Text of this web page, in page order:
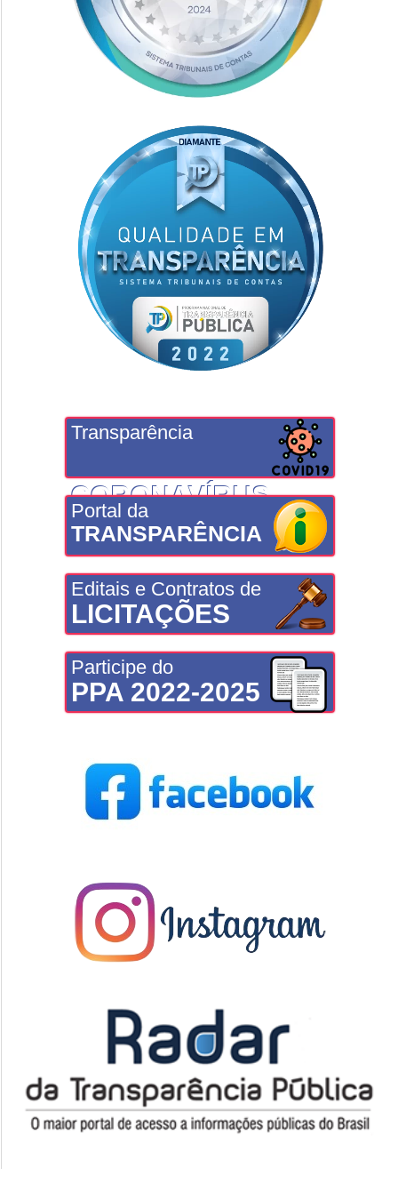
Transparência
CORONAVÍRUS
Portal da
TRANSPARÊNCIA
Editais e Contratos de
LICITAÇÕES
Participe do
PPA 2022-2025